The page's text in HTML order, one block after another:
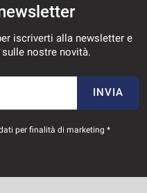
iscriverti alla newsletter e
nostre novità.
INVIA
per finalità di marketing *